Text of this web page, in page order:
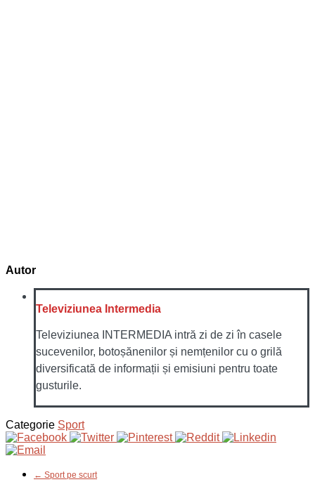
Autor
Televiziunea Intermedia
Televiziunea INTERMEDIA intră zi de zi în casele
sucevenilor, botoșănenilor și nemțenilor cu o grilă
diversificată de informații și emisiuni pentru toate
gusturile.
Categorie Sport
← Sport pe scurt